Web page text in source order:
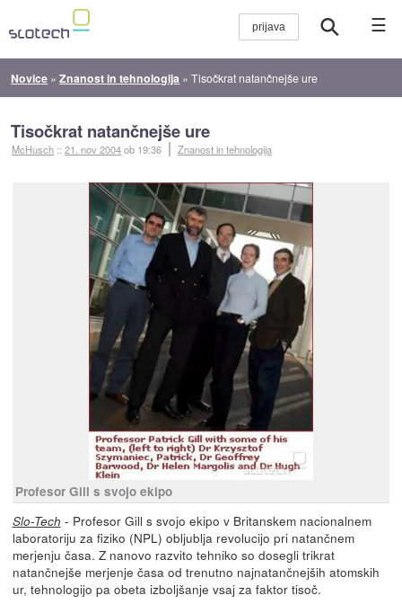
☰
Novice »Znanost in tehnologija »Tisočkrat natančnejše ure
Tisočkrat natančnejše ure
McHusch ::21. nov 2004ob 19:36 Znanost in tehnologija
Profesor Gill s svojo ekipo
Slo-Tech - Profesor Gill s svojo ekipo v Britanskem nacionalnem
laboratoriju za fiziko (NPL) obljublja revolucijo pri natančnem
merjenju časa. Z nanovo razvito tehniko so dosegli trikrat
natančnejše merjenje časa od trenutno najnatančnejših atomskih
ur, tehnologijo pa obeta izboljšanje vsaj za faktor tisoč.